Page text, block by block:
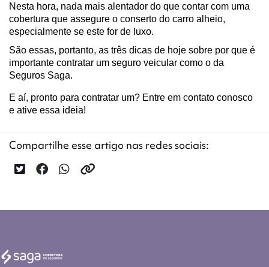
Nesta hora, nada mais alentador do que contar com uma
cobertura que assegure o conserto do carro alheio,
especialmente se este for de luxo.
São essas, portanto, as três dicas de hoje sobre por que é
importante contratar um seguro veicular como o da
Seguros Saga.
E aí, pronto para contratar um? Entre em contato conosco
e ative essa ideia!
Compartilhe esse artigo nas redes sociais: